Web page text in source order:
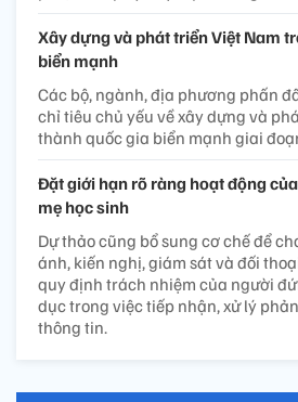
Xây dựng và phát triển Việt Nam
biển mạnh
Các bộ, ngành, địa phương phấn
chỉ tiêu chủ yếu về xây dựng và
thành quốc gia biển mạnh giai
Đặt giới hạn rõ ràng hoạt động
mẹ học sinh
Dự thảo cũng bổ sung cơ chế để
ánh, kiến nghị, giám sát và đối
quy định trách nhiệm của người
dục trong việc tiếp nhận, xử lý
thông tin.